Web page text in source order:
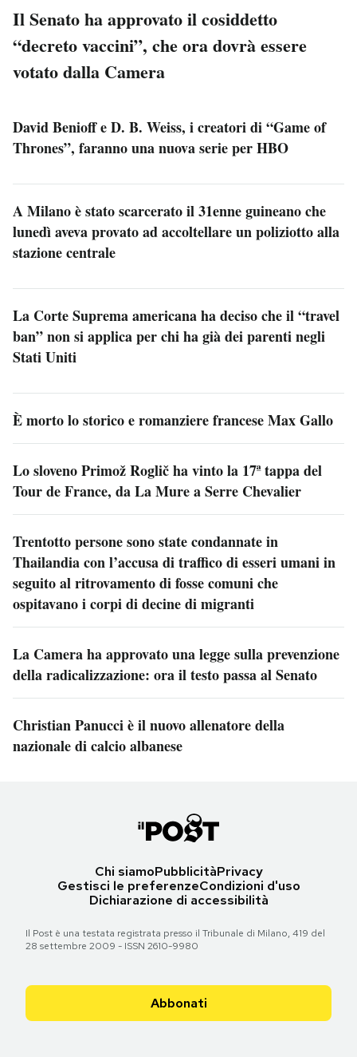
Il Senato ha approvato il cosiddetto
“decreto vaccini”, che ora dovrà essere
votato dalla Camera
David Benioff e D. B. Weiss, i creatori di “Game of
Thrones”, faranno una nuova serie per HBO
A Milano è stato scarcerato il 31enne guineano che
lunedì aveva provato ad accoltellare un poliziotto alla
stazione centrale
La Corte Suprema americana ha deciso che il “travel
ban” non si applica per chi ha già dei parenti negli
Stati Uniti
È morto lo storico e romanziere francese Max Gallo
Lo sloveno Primož Roglič ha vinto la 17ª tappa del
Tour de France, da La Mure a Serre Chevalier
Trentotto persone sono state condannate in
Thailandia con l’accusa di traffico di esseri umani in
seguito al ritrovamento di fosse comuni che
ospitavano i corpi di decine di migranti
La Camera ha approvato una legge sulla prevenzione
della radicalizzazione: ora il testo passa al Senato
Christian Panucci è il nuovo allenatore della
nazionale di calcio albanese
Chi siamoPubblicitàPrivacy
Gestisci le preferenzeCondizioni d'uso
Dichiarazione di accessibilità
Il Post è una testata registrata presso il Tribunale di Milano, 419 del
28 settembre 2009 - ISSN 2610-9980
Abbonati